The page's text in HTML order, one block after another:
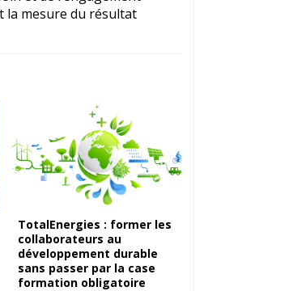
la mesure du résultat
TotalEnergies : former les
collaborateurs au
développement durable
sans passer par la case
formation obligatoire